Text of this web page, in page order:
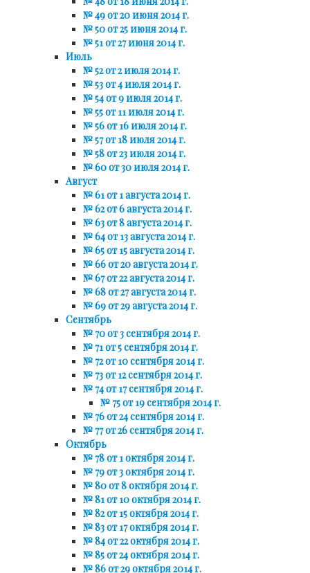
№ 49 от 20 июня 2014 г.
№ 50 от 25 июня 2014 г.
№ 51 от 27 июня 2014 г.
Июль
№ 52 от 2 июля 2014 г.
№ 53 от 4 июля 2014 г.
№ 54 от 9 июля 2014 г.
№ 55 от 11 июля 2014 г.
№ 56 от 16 июля 2014 г.
№ 57 от 18 июля 2014 г.
№ 58 от 23 июля 2014 г.
№ 60 от 30 июля 2014 г.
Август
№ 61 от 1 августа 2014 г.
№ 62 от 6 августа 2014 г.
№ 63 от 8 августа 2014 г.
№ 64 от 13 августа 2014 г.
№ 65 от 15 августа 2014 г.
№ 66 от 20 августа 2014 г.
№ 67 от 22 августа 2014 г.
№ 68 от 27 августа 2014 г.
№ 69 от 29 августа 2014 г.
Сентябрь
№ 70 от 3 сентября 2014 г.
№ 71 от 5 сентября 2014 г.
№ 72 от 10 сентября 2014 г.
№ 73 от 12 сентября 2014 г.
№ 74 от 17 сентября 2014 г.
№ 75 от 19 сентября 2014 г.
№ 76 от 24 сентября 2014 г.
№ 77 от 26 сентября 2014 г.
Октябрь
№ 78 от 1 октября 2014 г.
№ 79 от 3 октября 2014 г.
№ 80 от 8 октября 2014 г.
№ 81 от 10 октября 2014 г.
№ 82 от 15 октября 2014 г.
№ 83 от 17 октября 2014 г.
№ 84 от 22 октября 2014 г.
№ 85 от 24 октября 2014 г.
№ 86 от 29 октября 2014 г.